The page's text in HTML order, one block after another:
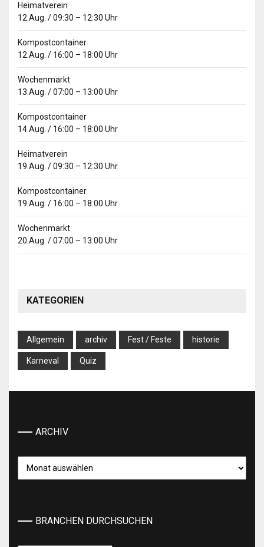
Heimatverein
12.Aug. /09:30 – 12:30 Uhr
Kompostcontainer
12.Aug. / 16:00 – 18:00 Uhr
Wochenmarkt
13.Aug. /07:00 – 13:00 Uhr
Kompostcontainer
14.Aug. / 16:00 – 18:00 Uhr
Heimatverein
19.Aug. /09:30 – 12:30 Uhr
Kompostcontainer
19.Aug. / 16:00 – 18:00 Uhr
Wochenmarkt
20.Aug. /07:00 – 13:00 Uhr
KATEGORIEN
Allgemein archiv Fest / Feste historie
Karneval Quiz
ARCHIV
BRANCHEN DURCHSUCHEN